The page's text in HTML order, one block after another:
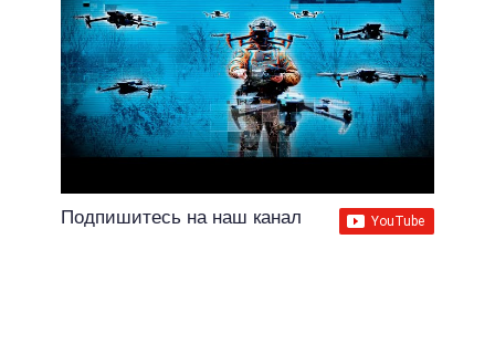
Подпишитесь на наш канал